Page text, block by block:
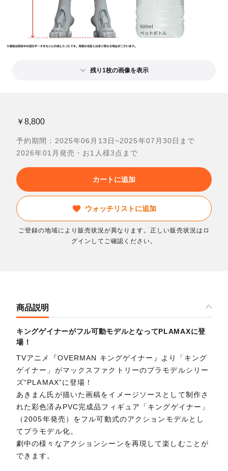
残り1枚の画像を表示
￥8,800
予約期間：2025年06月13日~2025年07月30日まで
2026年01月発売・お1人様3点まで
カートに追加
ウォッチリストに追加
ご登録の地域により販売状況が異なります。正しい販売状況はロ
グインしてご確認ください。
商品説明
キングゲイナーがフル可動モデルとなってPLAMAXに登
場！
TVアニメ『OVERMAN キングゲイナー』より「キング
ゲイナー」がマックスファクトリーのプラモデルシリー
ズ“PLAMAX”に登場！
あきまん氏が描いた画稿をイメージソースとして制作さ
れた彩色済みPVC完成品フィギュア「キングゲイナー」
（2005年発売）をフル可動式のアクションモデルとし
てプラモデル化。
劇中の様々なアクションシーンを再現して楽しむことが
できます。